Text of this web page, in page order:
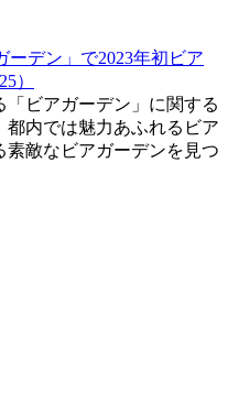
デン」で2023年初ビア
）
ビアガーデン」に関する
内では魅力あふれるビア
素敵なビアガーデンを見つ